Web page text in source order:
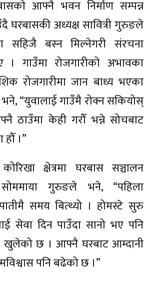
आफ्नै भवन निर्माण सम्पन्न
अध्यक्ष सावित्री गुरुङले
सहिजै बस्न मिल्नेगरी संरचना
। गाउँमा रोजगारीको अभावका
रोजगारीमा जान बाध्य भएका
“युवालाई गाउँमै रोक्न सकियोस्
ठाउँमा केही गरौँ भन्ने सोचबाट
।”
क्षेत्रमा घरबास सञ्चालन
गुरुङले भने, “पहिला
समय बित्थ्यो । होमस्टे सुरु
सेवा दिन पाउँदा सानो भए पनि
खुलेको छ । आफ्नै घरबाट आम्दानी
पनि बढेको छ ।”